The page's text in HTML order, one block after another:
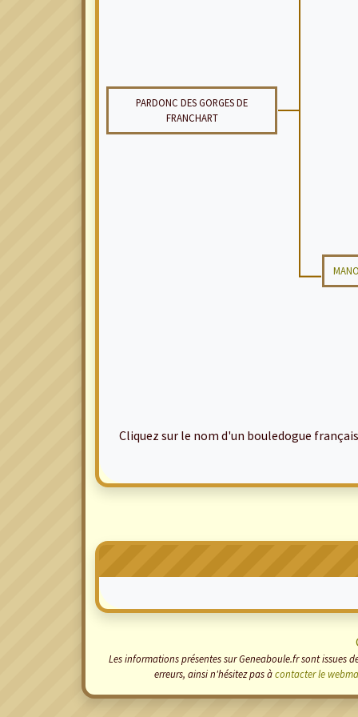
PARDONC DES GORGES DE
FRANCHART
Cliquez sur le nom d'un bouledogue
Les informations présentes sur Geneaboule.fr sont issues
erreurs, ainsi n'hésitez pas àcontacter le